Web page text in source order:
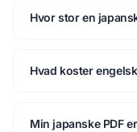
Hvor stor en
Hvad koster
Min japanske PDF